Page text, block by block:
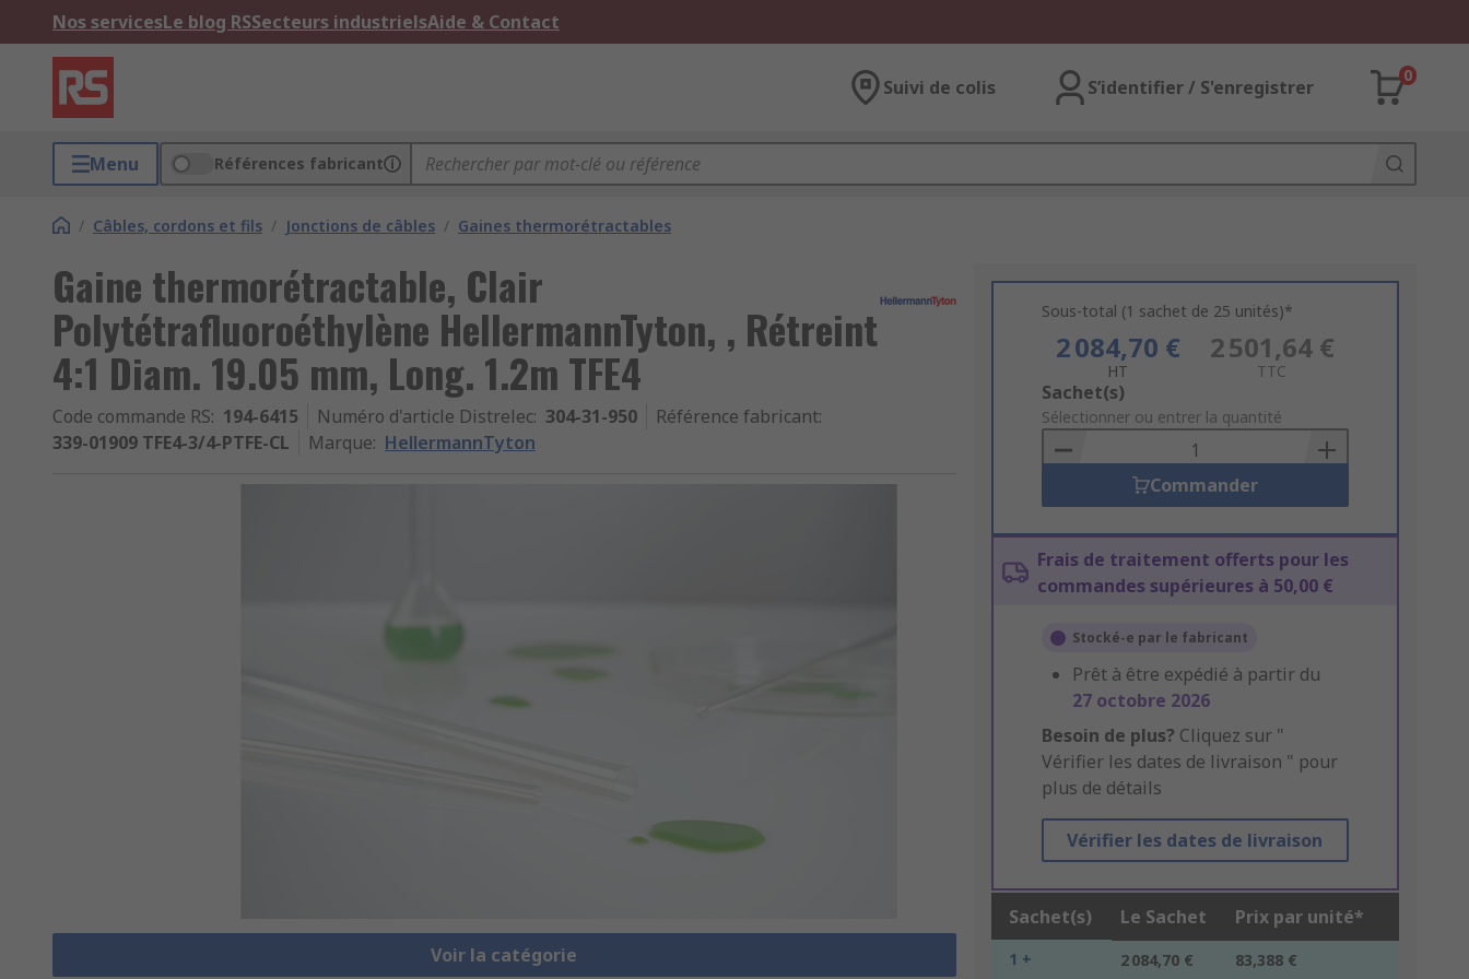
Nos servicesLe blog RSSecteurs industrielsAide & Contact
Suivi de colis S’identifier / S'enregistrer
0
Menu Références fabricant
/ Câbles, cordons et fils / Jonctions de câbles / Gaines thermorétractables
Gaine thermorétractable, Clair
Polytétrafluoroéthylène HellermannTyton, , Rétreint
4:1 Diam. 19.05 mm, Long. 1.2m TFE4
Code commande RS: 194-6415 Numéro d'article Distrelec: 304-31-950 Référence fabricant:
339-01909 TFE4-3/4-PTFE-CL
Marque: HellermannTyton
Voir la catégorie
Sous-total (1 sachet de 25 unités)*
2 084,70 €
HT
2 501,64 €
TTC
Add
to
Basket
Sachet(s)
Sélectionner ou entrer la quantité
Commander
Frais de traitement offerts pour les
commandes supérieures à 50,00 €
Stocké-e par le fabricant
Prêt à être expédié à partir du
27 octobre 2026
Besoin de plus? Cliquez sur "
Vérifier les dates de livraison " pour
plus de détails
Vérifier les dates de livraison
Sachet(s) Le Sachet Prix par unité*
1 + 2 084,70 € 83,388 €